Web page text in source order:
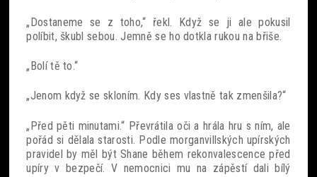
„Dostaneme se z toho,“ řekl. Když se ji ale pokusil
políbit, škubl sebou. Jemně se ho dotkla rukou na břiše.
„Bolí tě to.“
„Jenom když se skloním. Kdy ses vlastně tak zmenšila?“
„Před pěti minutami.“ Převrátila oči a hrála hru s ním, ale
pořád si dělala starosti. Podle morganvillských upírských
pravidel by měl být Shane během rekonvalescence před
upíry v bezpečí. V nemocnici mu na zápěstí dali bílý